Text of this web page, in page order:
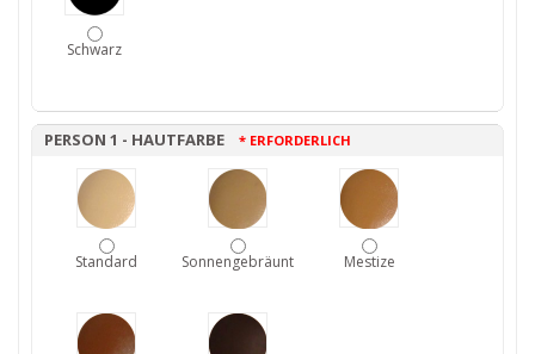
Schwarz
PERSON 1 - HAUTFARBE * ERFORDERLICH
Standard Sonnengebräunt Mestize